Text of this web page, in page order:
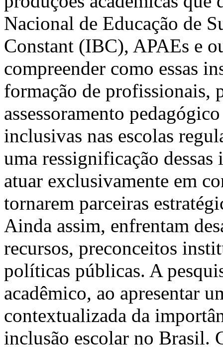
Nacional de Educação de
Constant (IBC), APAEs e
compreender como essas
formação de profissionais,
assessoramento
inclusivas nas escolas
uma ressignificação
atuar exclusivamente em
tornarem parceiras
Ainda assim, enfrentam
recursos, preconceitos
políticas públicas. A
acadêmico, ao apresentar
contextualizada da
inclusão escolar no Brasil.